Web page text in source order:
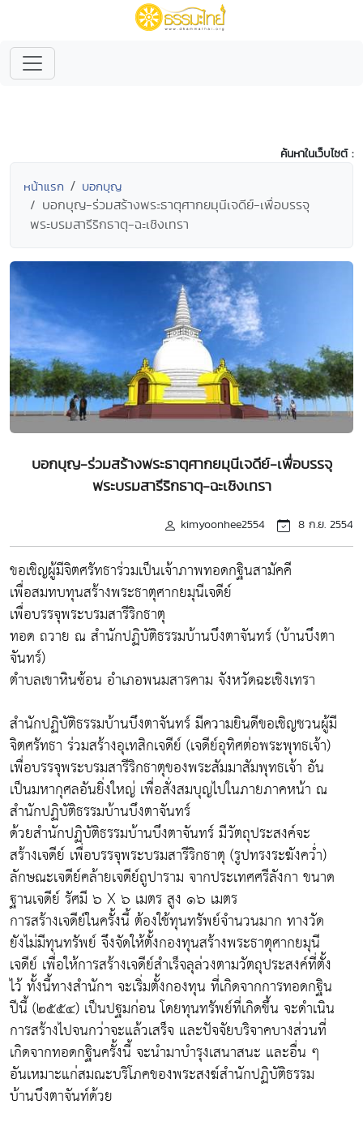
ค้นหาในเว็บไซต์ :
หน้าแรก บอกบุญ
บอกบุญ-ร่วมสร้างพระธาตุศากยมุนีเจดีย์-เพื่อบรรจุ
พระบรมสารีริกธาตุ-ฉะเชิงเทรา
บอกบุญ-ร่วมสร้างพระธาตุศากยมุนีเจดีย์-เพื่อบรรจุ
พระบรมสารีริกธาตุ-ฉะเชิงเทรา
kimyoonhee2554 8 ก.ย. 2554
ขอเชิญผู้มีจิตศรัทธาร่วมเป็นเจ้าภาพทอดกฐินสามัคคี
เพื่อสมทบทุนสร้างพระธาตุศากยมุนีเจดีย์
เพื่อบรรจุพระบรมสารีริกธาตุ
ทอด ถวาย ณ สำนักปฏิบัติธรรมบ้านบึงตาจันทร์ (บ้านบึงตา
จันทร์)
ตำบลเขาหินซ้อน อำเภอพนมสารคาม จังหวัดฉะเชิงเทรา
สำนักปฏิบัติธรรมบ้านบึงตาจันทร์ มีความยินดีขอเชิญชวนผู้มี
จิตศรัทธา ร่วมสร้างอุเทสิกเจดีย์ (เจดีย์อุทิศต่อพระพุทธเจ้า)
เพื่อบรรจุพระบรมสารีริกธาตุของพระสัมมาสัมพุทธเจ้า อัน
เป็นมหากุศลอันยิ่งใหญ่ เพื่อสั่งสมบุญไปในภายภาคหน้า ณ
สำนักปฏิบัติธรรมบ้านบึงตาจันทร์
ด้วยสำนักปฏิบัติธรรมบ้านบึงตาจันทร์ มีวัตถุประสงค์จะ
สร้างเจดีย์ เพื่อบรรจุพระบรมสารีริกธาตุ (รูปทรงระฆังคว่ำ)
ลักษณะเจดีย์คล้ายเจดีย์ถูปาราม จากประเทศศรีลังกา ขนาด
ฐานเจดีย์ รัศมี ๖ X ๖ เมตร สูง ๑๖ เมตร
การสร้างเจดีย์ในครั้งนี้ ต้องใช้ทุนทรัพย์จำนวนมาก ทางวัด
ยังไม่มีทุนทรัพย์ จึงจัดให้ตั้งกองทุนสร้างพระธาตุศากยมุนี
เจดีย์ เพื่อให้การสร้างเจดีย์สำเร็จลุล่วงตามวัตถุประสงค์ที่ตั้ง
ไว้ ทั้งนี้ทางสำนักฯ จะเริ่มตั้งกองทุน ที่เกิดจากการทอดกฐิน
ปีนี้ (๒๕๕๔) เป็นปฐมก่อน โดยทุนทรัพย์ที่เกิดขึ้น จะดำเนิน
การสร้างไปจนกว่าจะแล้วเสร็จ และปัจจัยบริจาคบางส่วนที่
เกิดจากทอดกฐินครั้งนี้ จะนำมาบำรุงเสนาสนะ และอื่น ๆ
อันเหมาะแก่สมณะบริโภคของพระสงฆ์สำนักปฏิบัติธรรม
บ้านบึงตาจันท์ด้วย